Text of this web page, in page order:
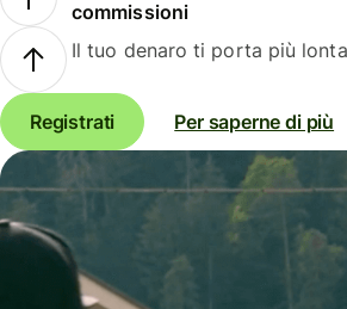
commissioni
Il tuo denaro ti porta più
Registrati Per saperne di più